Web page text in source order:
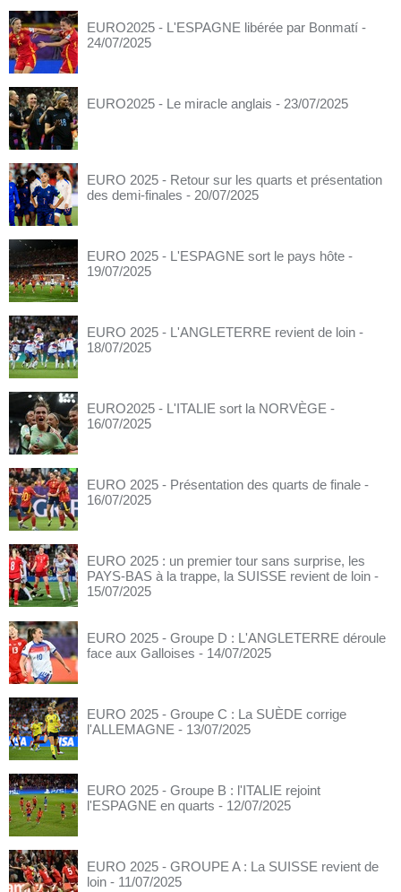
EURO2025 - L'ESPAGNE libérée par Bonmatí -
24/07/2025
EURO2025 - Le miracle anglais - 23/07/2025
EURO 2025 - Retour sur les quarts et présentation
des demi-finales - 20/07/2025
EURO 2025 - L'ESPAGNE sort le pays hôte -
19/07/2025
EURO 2025 - L'ANGLETERRE revient de loin -
18/07/2025
EURO2025 - L'ITALIE sort la NORVÈGE -
16/07/2025
EURO 2025 - Présentation des quarts de finale -
16/07/2025
EURO 2025 : un premier tour sans surprise, les
PAYS-BAS à la trappe, la SUISSE revient de loin -
15/07/2025
EURO 2025 - Groupe D : L'ANGLETERRE déroule
face aux Galloises - 14/07/2025
EURO 2025 - Groupe C : La SUÈDE corrige
l'ALLEMAGNE - 13/07/2025
EURO 2025 - Groupe B : l'ITALIE rejoint
l'ESPAGNE en quarts - 12/07/2025
EURO 2025 - GROUPE A : La SUISSE revient de
loin - 11/07/2025